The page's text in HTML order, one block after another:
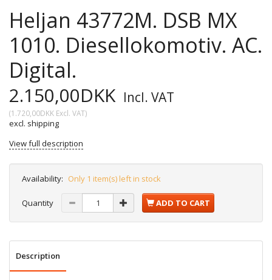
Heljan 43772M. DSB MX
1010. Diesellokomotiv. AC.
Digital.
2.150,00DKK Incl. VAT
(1.720,00DKK Excl. VAT)
excl. shipping
View full description
Availability: Only 1 item(s) left in stock
Quantity ADD TO CART
Description